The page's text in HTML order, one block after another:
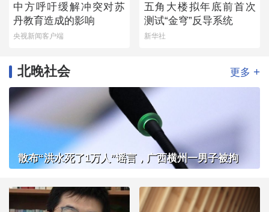
中方呼吁缓解冲突对苏
丹教育造成的影响
央视新闻客户端
五角大楼拟年底前首次
测试“金穹”反导系统
新华社
北晚社会 更多 +
散布“洪水死了1万人”谣言，广西横州一男子被拘